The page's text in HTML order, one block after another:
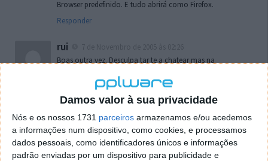
Damos valor à sua privacidade
Nós e os nossos 1731 parceiros armazenamos e/ou acedemos
a informações num dispositivo, como cookies, e processamos
dados pessoais, como identificadores únicos e informações
padrão enviadas por um dispositivo para publicidade e
Browser predefinido. E tudo abrirá como Firefox.
Responder
rui
Boas outra vez. Desculpa tar te a chatear mas na
o firefox como browser predefenido
de control tudo e nada. Tou a comecar a desesperar, ate ja
tentei apagar o explorer na tentativa de forçar o uso do
firefox mas em vao. Kaso te lembres de outra dica fico
agradecido, caso contrario obrigado a mesma
Responder